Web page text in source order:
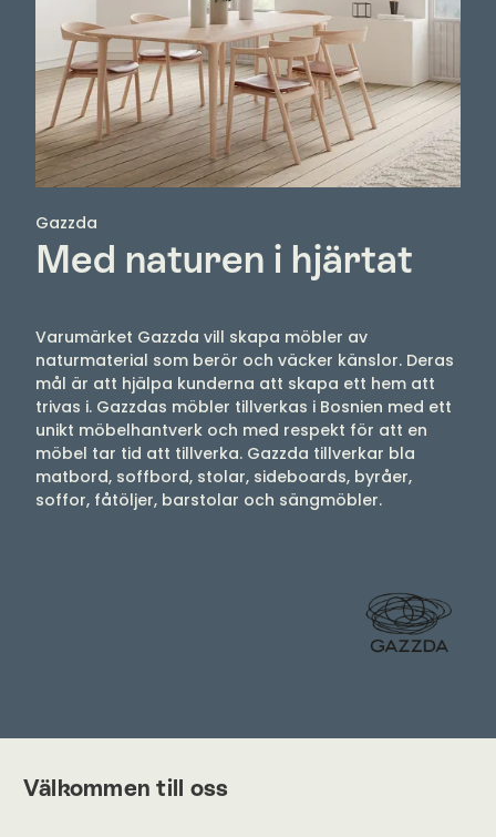
Gazzda
Med naturen i hjärtat
Varumärket Gazzda vill skapa möbler av
naturmaterial som berör och väcker känslor. Deras
mål är att hjälpa kunderna att skapa ett hem att
trivas i. Gazzdas möbler tillverkas i Bosnien med ett
unikt möbelhantverk och med respekt för att en
möbel tar tid att tillverka. Gazzda tillverkar bla
matbord, soffbord, stolar, sideboards, byråer,
soffor, fåtöljer, barstolar och sängmöbler.
Välkommen till oss